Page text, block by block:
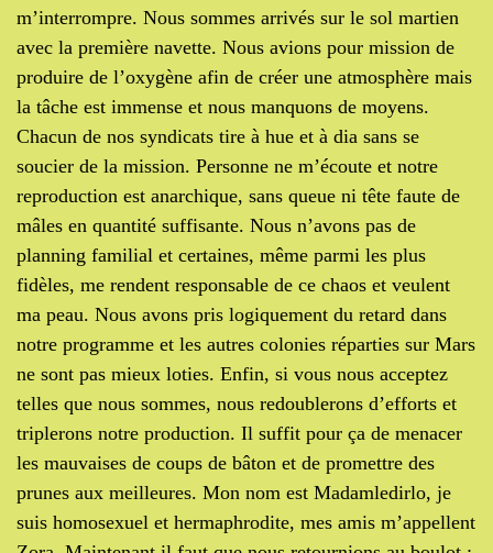
m’interrompre. Nous sommes arrivés sur le sol martien
avec la première navette. Nous avions pour mission de
produire de l’oxygène afin de créer une atmosphère mais
la tâche est immense et nous manquons de moyens.
Chacun de nos syndicats tire à hue et à dia sans se
soucier de la mission. Personne ne m’écoute et notre
reproduction est anarchique, sans queue ni tête faute de
mâles en quantité suffisante. Nous n’avons pas de
planning familial et certaines, même parmi les plus
fidèles, me rendent responsable de ce chaos et veulent
ma peau. Nous avons pris logiquement du retard dans
notre programme et les autres colonies réparties sur Mars
ne sont pas mieux loties. Enfin, si vous nous acceptez
telles que nous sommes, nous redoublerons d’efforts et
triplerons notre production. Il suffit pour ça de menacer
les mauvaises de coups de bâton et de promettre des
prunes aux meilleures. Mon nom est Madamledirlo, je
suis homosexuel et hermaphrodite, mes amis m’appellent